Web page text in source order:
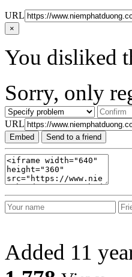
URL
×
You disliked
Sorry, only
URL
Embed Send to a friend
Added 11